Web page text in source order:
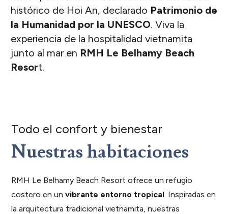
histórico de Hoi An, declarado Patrimonio de
la Humanidad por la UNESCO. Viva la
experiencia de la hospitalidad vietnamita
junto al mar en RMH Le Belhamy Beach
Resort.
Todo el confort y bienestar
Nuestras habitaciones
RMH Le Belhamy Beach Resort ofrece un refugio
costero en unvibrante entorno tropical. Inspiradas en
la arquitectura tradicional vietnamita, nuestras